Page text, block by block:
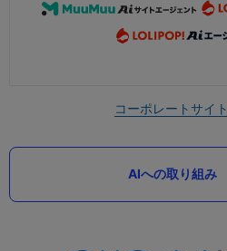
コーポレートサイト
AIへの取り組み